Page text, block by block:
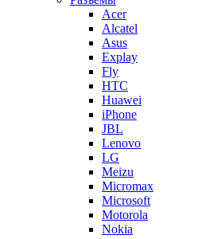
Acer
Alcatel
Asus
Explay
Fly
HTC
Huawei
iPhone
JBL
Lenovo
LG
Meizu
Micromax
Microsoft
Motorola
Nokia